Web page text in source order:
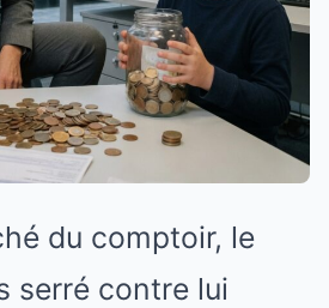
du comptoir, le
serré contre lui